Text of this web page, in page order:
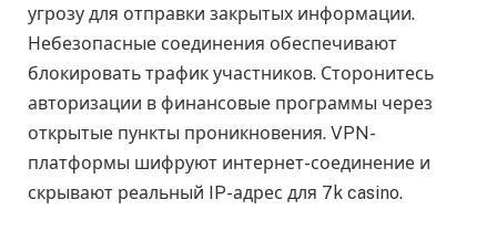
угрозу для отправки закрытых информации.
Небезопасные соединения обеспечивают
блокировать трафик участников. Сторонитесь
авторизации в финансовые программы через
открытые пункты проникновения. VPN-
платформы шифруют интернет-соединение и
скрывают реальный IP-адрес для 7k casino.